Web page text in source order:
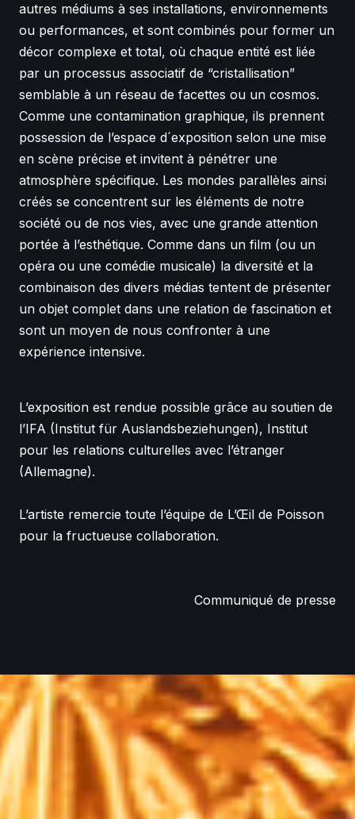
autres médiums à ses installations, environnements
ou performances, et sont combinés pour former un
décor complexe et total, où chaque entité est liée
par un processus associatif de “cristallisation”
semblable à un réseau de facettes ou un cosmos.
Comme une contamination graphique, ils prennent
possession de l’espace d´exposition selon une mise
en scène précise et invitent à pénétrer une
atmosphère spécifique. Les mondes parallèles ainsi
créés se concentrent sur les éléments de notre
société ou de nos vies, avec une grande attention
portée à l’esthétique. Comme dans un film (ou un
opéra ou une comédie musicale) la diversité et la
combinaison des divers médias tentent de présenter
un objet complet dans une relation de fascination et
sont un moyen de nous confronter à une
expérience intensive.
L’exposition est rendue possible grâce au soutien de
l’IFA (Institut für Auslandsbeziehungen), Institut
pour les relations culturelles avec l’étranger
(Allemagne).
L’artiste remercie toute l’équipe de L’Œil de Poisson
pour la fructueuse collaboration.
Communiqué de presse